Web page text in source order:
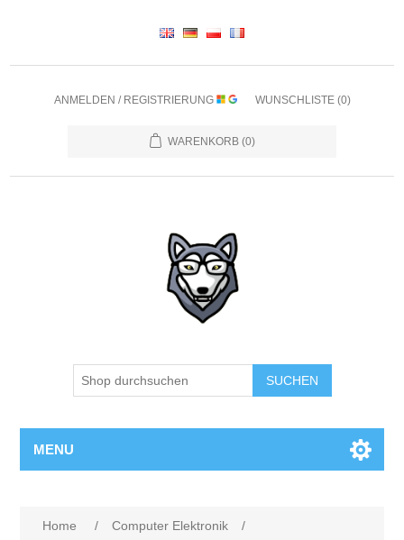
ANMELDEN / REGISTRIERUNG WUNSCHLISTE (0)
WARENKORB (0)
SUCHEN
MENU
Home / Computer Elektronik
/